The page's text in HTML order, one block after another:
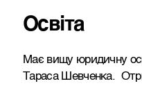
Освіта
Має вищу юридичну
Тараса Шевченка.